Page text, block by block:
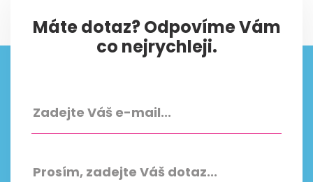
Máte dotaz? Odpovíme Vám
co nejrychleji.